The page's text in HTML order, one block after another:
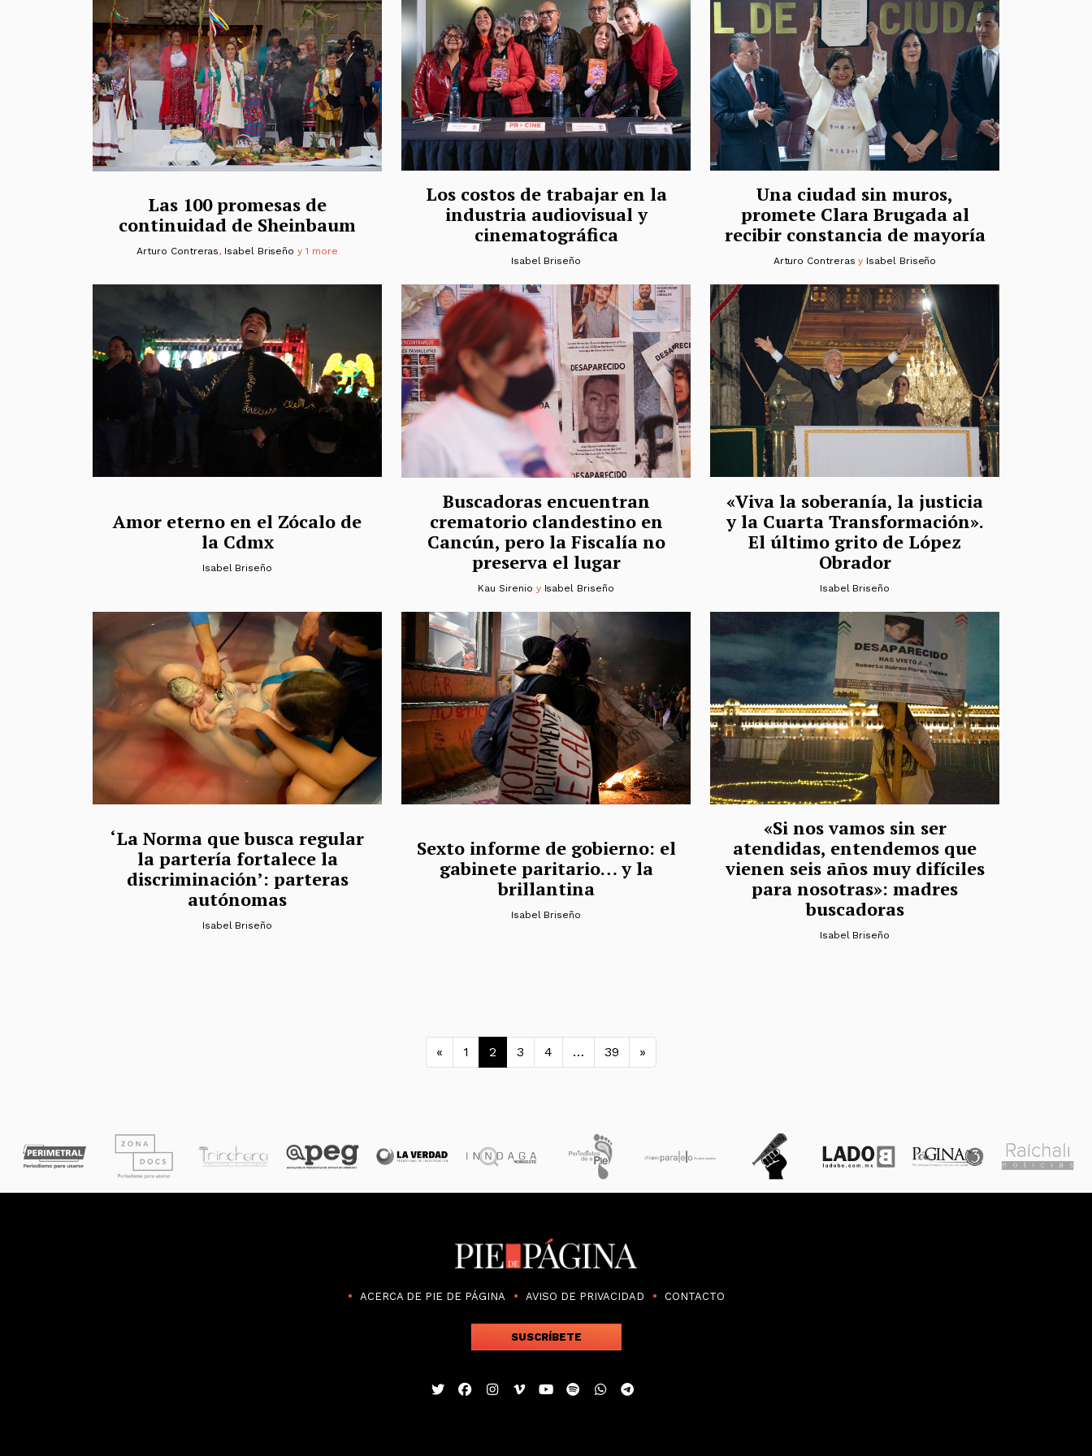
Las 100 promesas de
continuidad de Sheinbaum
Arturo Contreras, Isabel Briseño y 1 more
Los costos de trabajar en la
industria audiovisual y
cinematográfica
Isabel Briseño
Una ciudad sin muros,
promete Clara Brugada al
recibir constancia de mayoría
Arturo Contreras y Isabel Briseño
Amor eterno en el Zócalo de
la Cdmx
Isabel Briseño
Buscadoras encuentran
crematorio clandestino en
Cancún, pero la Fiscalía no
preserva el lugar
Kau Sirenio y Isabel Briseño
«Viva la soberanía, la justicia
y la Cuarta Transformación».
El último grito de López
Obrador
Isabel Briseño
‘La Norma que busca regular
la partería fortalece la
discriminación’: parteras
autónomas
Isabel Briseño
Sexto informe de gobierno: el
gabinete paritario… y la
brillantina
Isabel Briseño
«Si nos vamos sin ser
atendidas, entendemos que
vienen seis años muy difíciles
para nosotras»: madres
buscadoras
Isabel Briseño
Navegación de entradas
« 1 2 3 4 … 39 »
ACERCA DE PIE DE PÁGINA AVISO DE PRIVACIDAD CONTACTO
SUSCRÍBETE